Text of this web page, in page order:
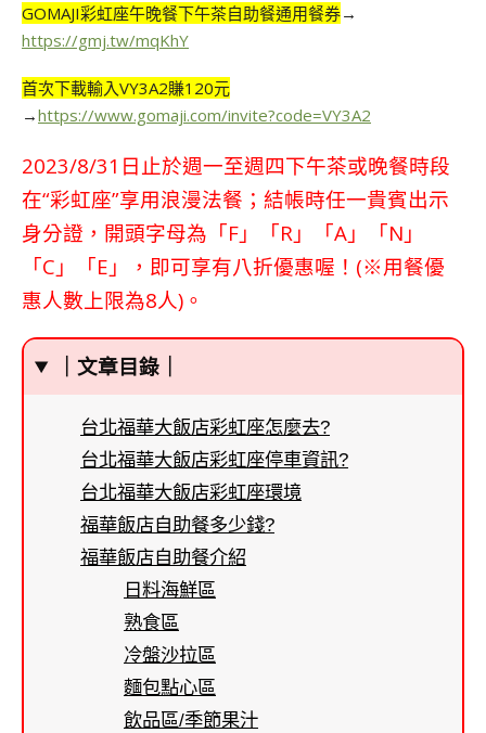
GOMAJI彩虹座午晚餐下午茶自助餐通用餐券→
https://gmj.tw/mqKhY
首次下載輸入VY3A2賺120元
→https://www.gomaji.com/invite?code=VY3A2
2023/8/31日止於週一至週四下午茶或晚餐時段
在“彩虹座”享用浪漫法餐；結帳時任一貴賓出示
身分證，開頭字母為「F」「R」「A」「N」
「C」「E」，即可享有八折優惠喔！(※用餐優
惠人數上限為8人)。
｜文章目錄｜
台北福華大飯店彩虹座怎麼去?
台北福華大飯店彩虹座停車資訊?
台北福華大飯店彩虹座環境
福華飯店自助餐多少錢?
福華飯店自助餐介紹
日料海鮮區
熟食區
冷盤沙拉區
麵包點心區
飲品區/季節果汁